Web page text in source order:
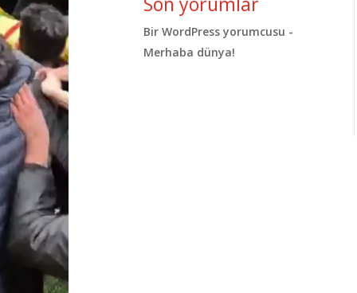
Bir WordPress yorumcusu -
Merhaba dünya!